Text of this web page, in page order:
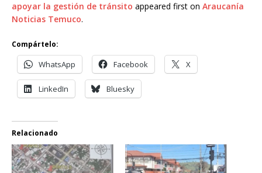
apoyar la gestión de tránsito appeared first on Araucanía
Noticias Temuco.
Compártelo:
WhatsApp Facebook X
LinkedIn Bluesky
Relacionado